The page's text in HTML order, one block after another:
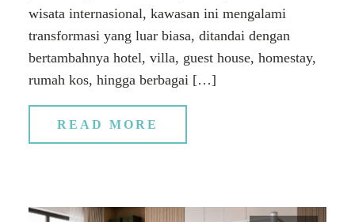
wisata internasional, kawasan ini mengalami
transformasi yang luar biasa, ditandai dengan
bertambahnya hotel, villa, guest house, homestay,
rumah kos, hingga berbagai […]
READ MORE